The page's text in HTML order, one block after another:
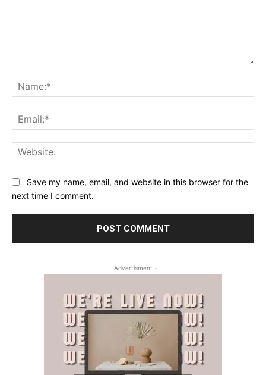
Save my name, email, and website in this browser for the
next time I comment.
- Advertisment -